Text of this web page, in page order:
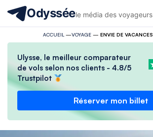
Odysséele média des voyageurs
ACCUEIL —VOYAGE—
Ulysse, le meilleur comparateur
de vols selon nos clients - 4.8/5
Trustpilot
Réserver mon billet